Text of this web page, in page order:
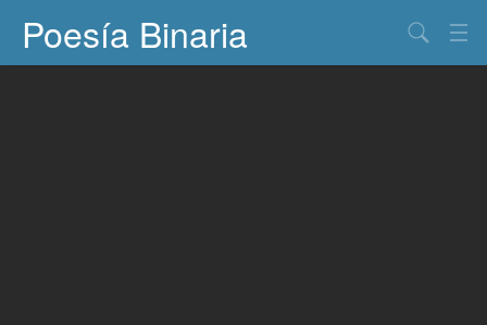
Poesía Binaria